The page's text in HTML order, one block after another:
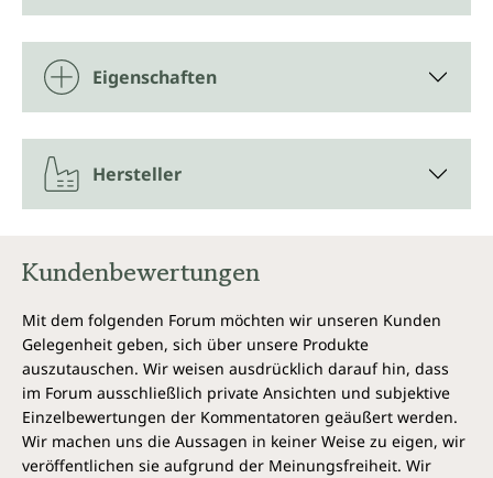
Eigenschaften
Hersteller
Kundenbewertungen
Mit dem folgenden Forum möchten wir unseren Kunden
Gelegenheit geben, sich über unsere Produkte
auszutauschen. Wir weisen ausdrücklich darauf hin, dass
im Forum ausschließlich private Ansichten und subjektive
Einzelbewertungen der Kommentatoren geäußert werden.
Wir machen uns die Aussagen in keiner Weise zu eigen, wir
veröffentlichen sie aufgrund der Meinungsfreiheit. Wir